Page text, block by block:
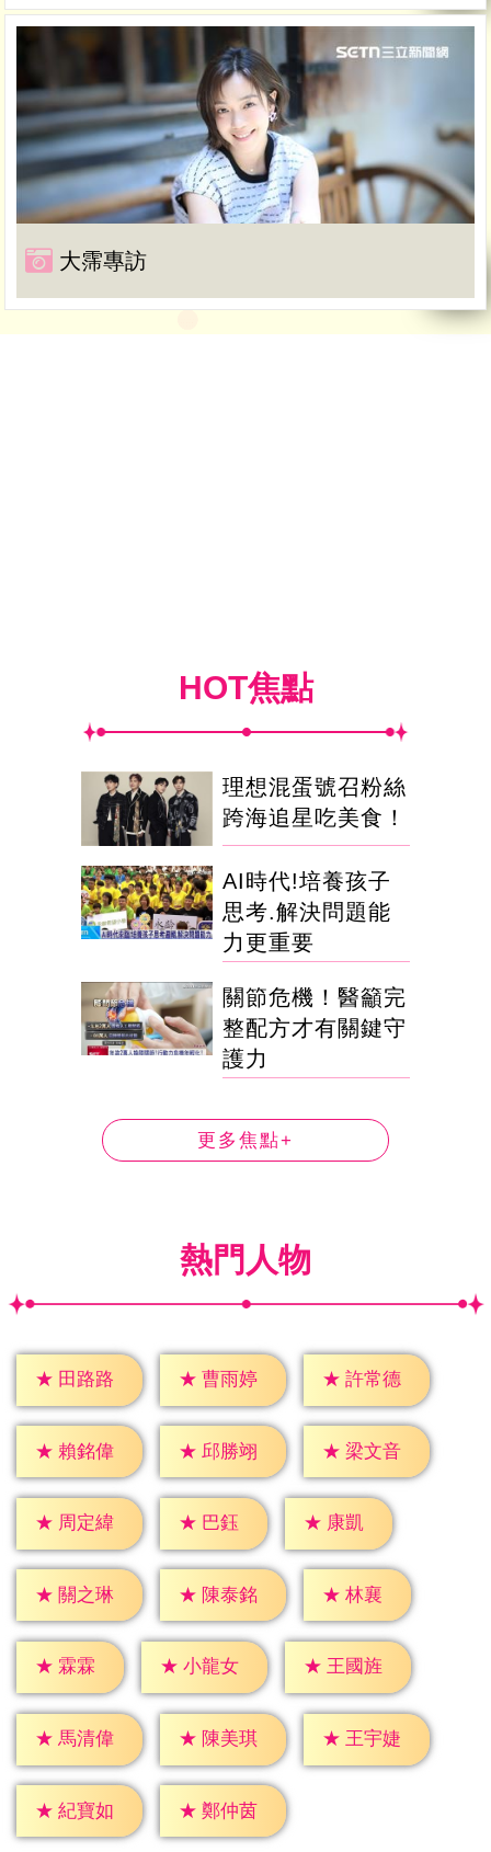
大霈專訪
HOT焦點
理想混蛋號召粉絲
跨海追星吃美食！
AI時代!培養孩子
思考.解決問題能
力更重要
關節危機！醫籲完
整配方才有關鍵守
護力
更多焦點+
熱門人物
★ 田路路 ★ 曹雨婷 ★ 許常德
★ 賴銘偉 ★ 邱勝翊 ★ 梁文音
★ 周定緯 ★ 巴鈺 ★ 康凱
★ 關之琳 ★ 陳泰銘 ★ 林襄
★ 霖霖 ★ 小龍女 ★ 王國旌
★ 馬清偉 ★ 陳美琪 ★ 王宇婕
★ 紀寶如 ★ 鄭仲茵